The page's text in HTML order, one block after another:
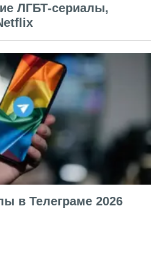
ЛГБТ-сериалы,
в Телеграме 2026